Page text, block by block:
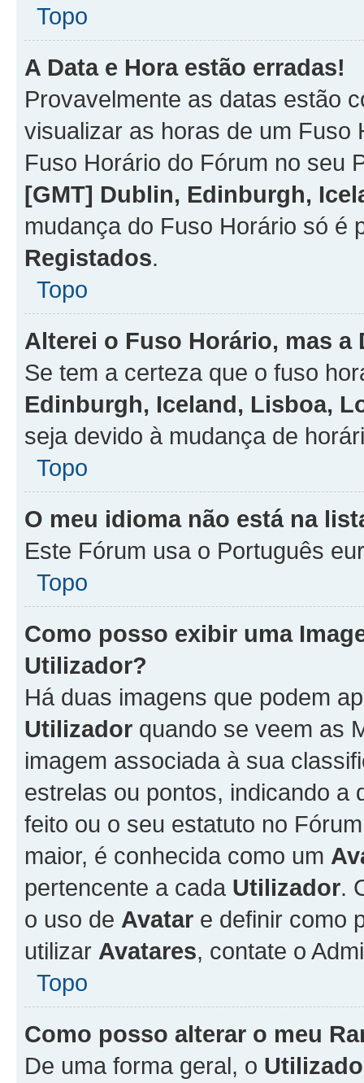
Topo
A Data e Hora estão erradas!
Provavelmente as datas estão
visualizar as horas de um Fuso
Fuso Horário do Fórum no seu
[GMT] Dublin, Edinburgh,
mudança do Fuso Horário só é
Registados.
Topo
Alterei o Fuso Horário, mas a
Se tem a certeza que o fuso
Edinburgh, Iceland, Lisboa,
seja devido à mudança de
Topo
O meu idioma não está na
Este Fórum usa o Português
Topo
Como posso exibir uma
Utilizador?
Há duas imagens que podem
Utilizador quando se veem as
imagem associada à sua
estrelas ou pontos, indicando a
feito ou o seu estatuto no
maior, é conhecida como um
pertencente a cada Utilizador.
o uso de Avatar e definir como
utilizar Avatares, contate o
Topo
Como posso alterar o meu
De uma forma geral, o